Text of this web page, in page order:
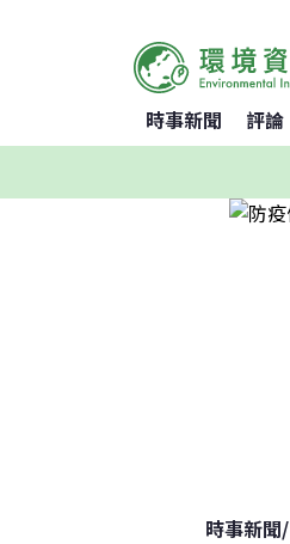
時事新聞 評論
時事新聞/